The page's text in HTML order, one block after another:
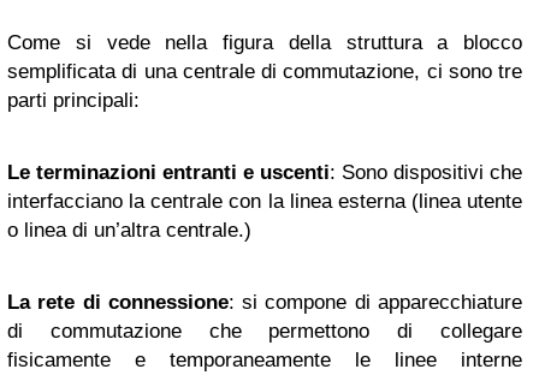
Come si vede nella figura della struttura a blocco
semplificata di una centrale di commutazione, ci sono tre
parti principali:
Le terminazioni entranti e uscenti: Sono dispositivi che
interfacciano la centrale con la linea esterna (linea utente
o linea di un’altra centrale.)
La rete di connessione: si compone di apparecchiature
di commutazione che permettono di collegare
fisicamente e temporaneamente le linee interne